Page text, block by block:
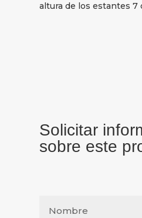
altura de los estantes 7
Solicitar
sobre este